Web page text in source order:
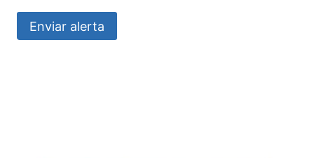
Enviar alerta